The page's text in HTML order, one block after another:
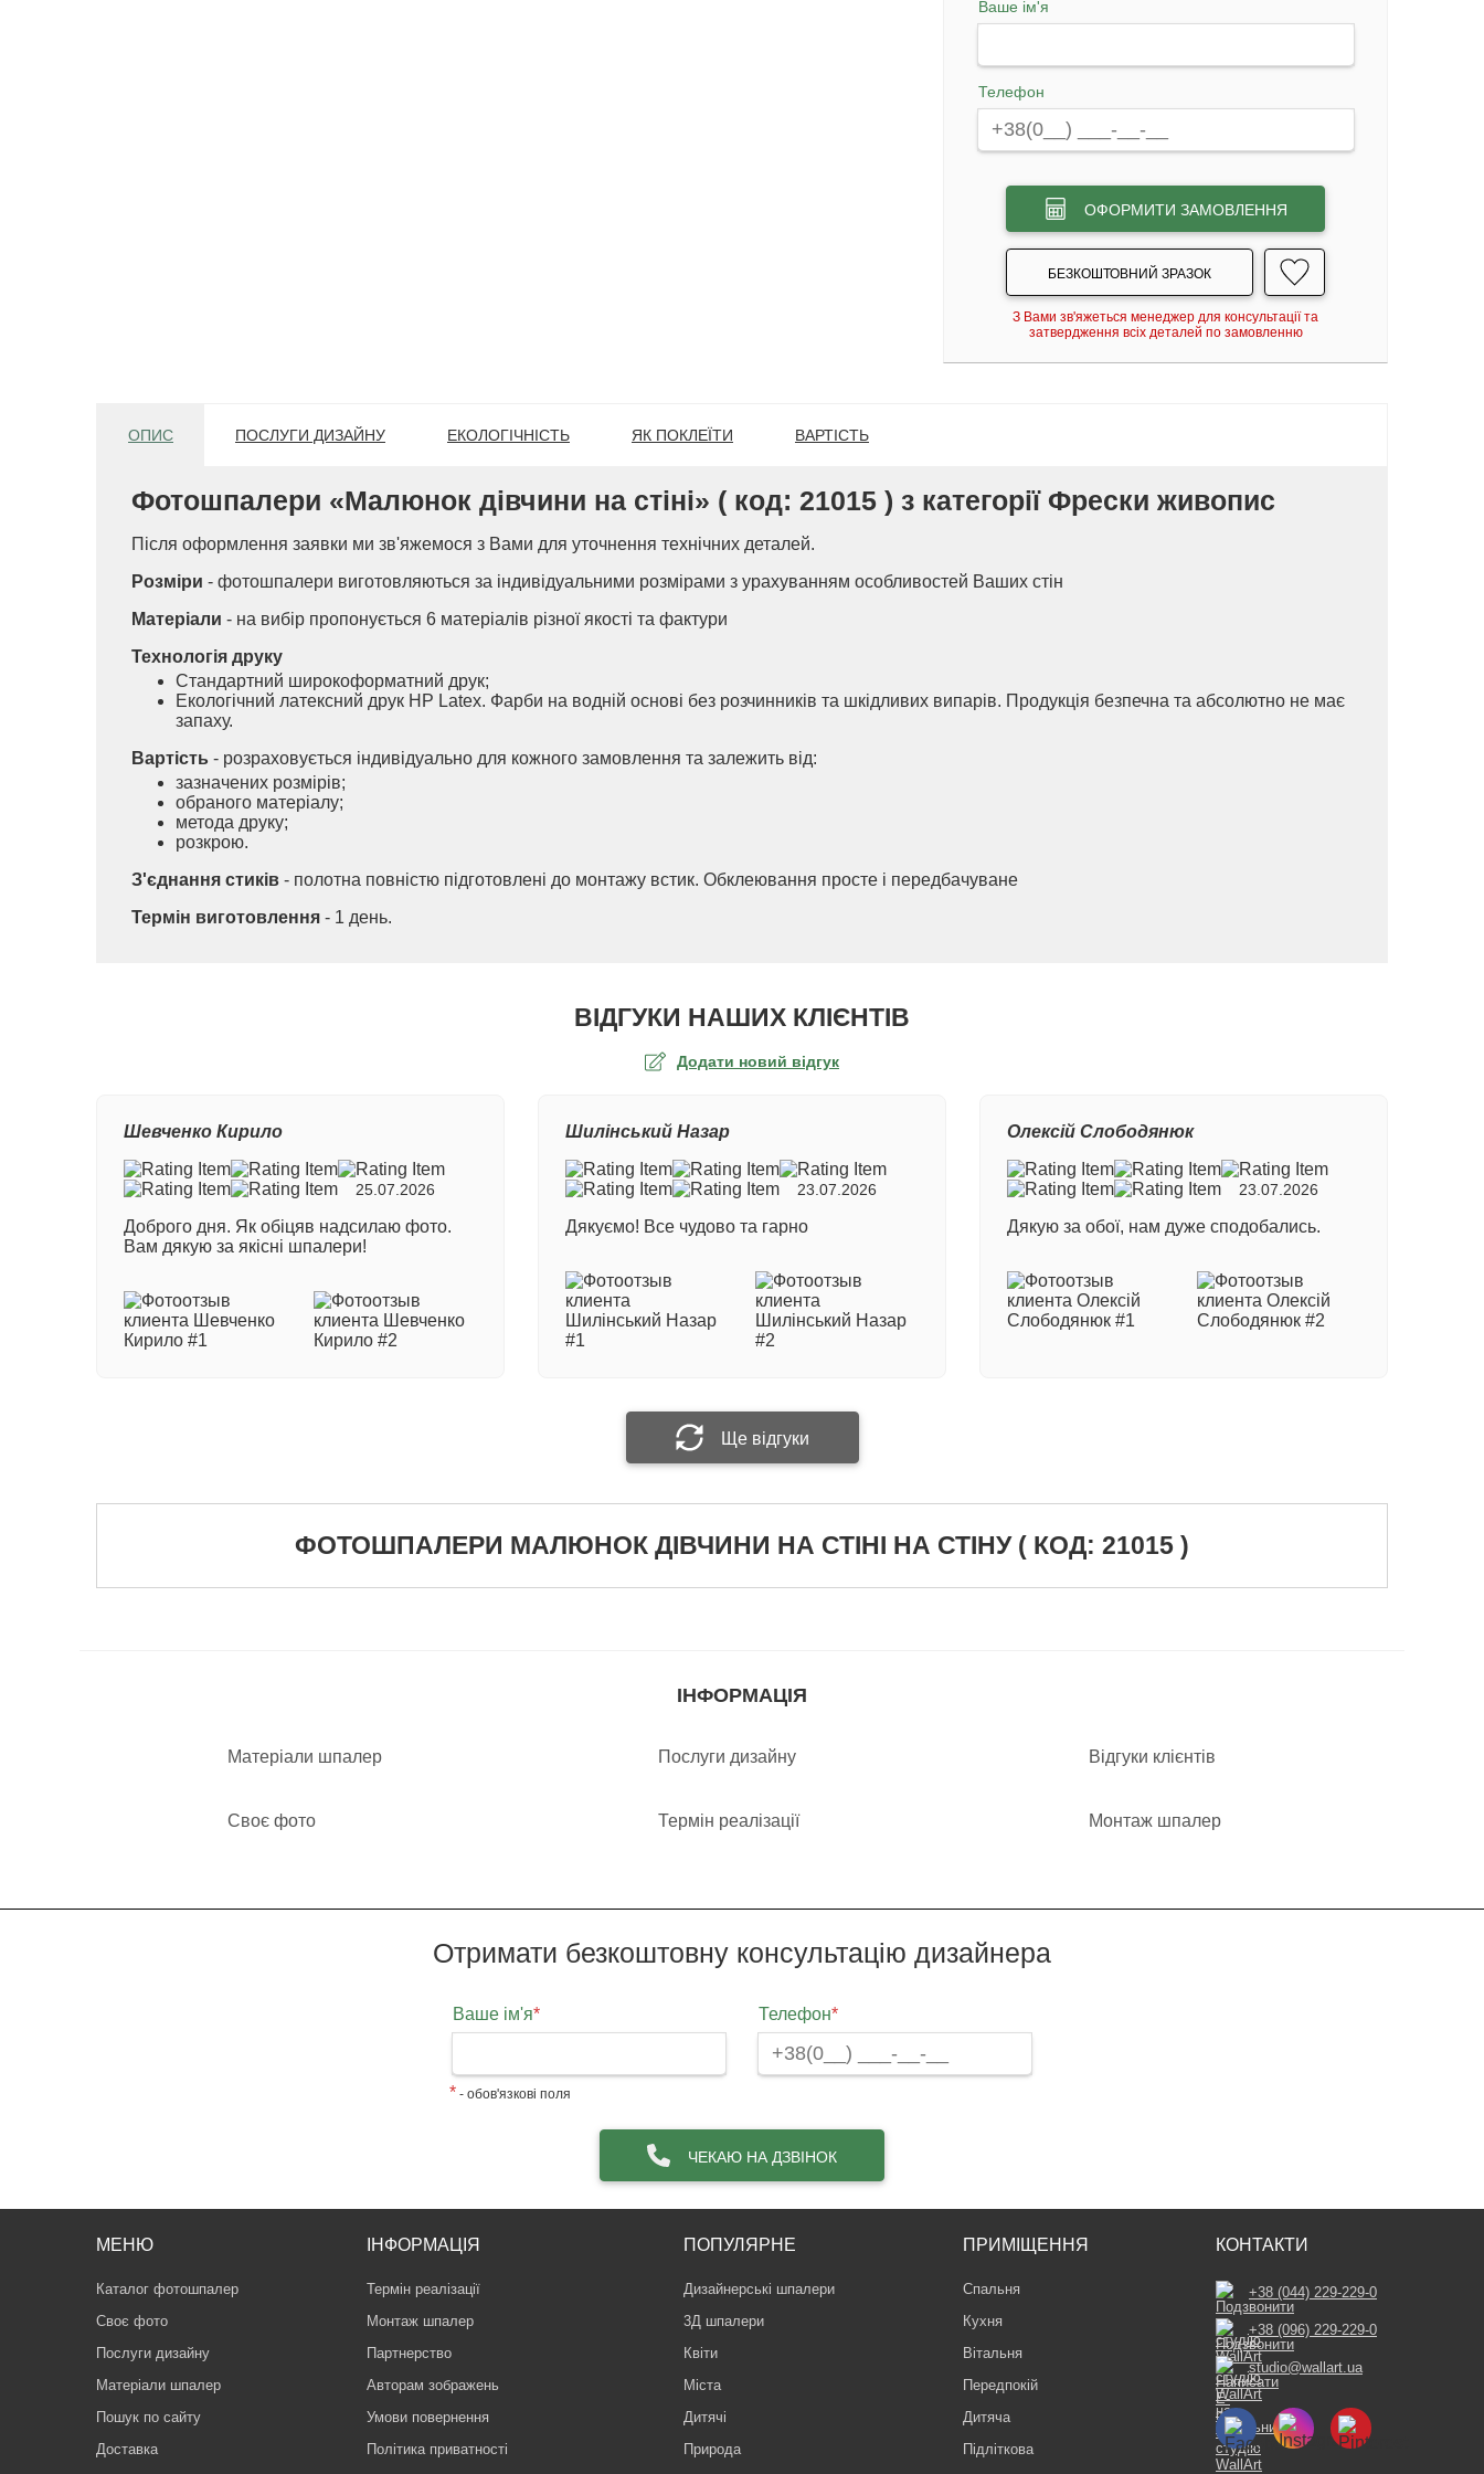
Ваше ім'я
Телефон
ОФОРМИТИ ЗАМОВЛЕННЯ
БЕЗКОШТОВНИЙ ЗРАЗОК
З Вами зв'яжеться менеджер для консультації та
затвердження всіх деталей по замовленню
ОПИС ПОСЛУГИ ДИЗАЙНУ ЕКОЛОГІЧНІСТЬ ЯК ПОКЛЕЇТИ ВАРТІСТЬ
Фотошпалери «Малюнок дівчини на стіні» ( код: 21015 ) з категорії Фрески живопис
Після оформлення заявки ми зв'яжемося з Вами для уточнення технічних деталей.
Розміри - фотошпалери виготовляються за індивідуальними розмірами з урахуванням особливостей Ваших стін
Матеріали - на вибір пропонується 6 матеріалів різної якості та фактури
Технологія друку
Стандартний широкоформатний друк;
Екологічний латексний друк HP Latex. Фарби на водній основі без розчинників та шкідливих випарів. Продукція безпечна та абсолютно не має
запаху.
Вартість - розраховується індивідуально для кожного замовлення та залежить від:
зазначених розмірів;
обраного матеріалу;
метода друку;
розкрою.
З'єднання стиків - полотна повністю підготовлені до монтажу встик. Обклеювання просте і передбачуване
Термін виготовлення - 1 день.
ВІДГУКИ НАШИХ КЛІЄНТІВ
Додати новий відгук
Ваша оцінка
Номер замовлення
Ваш відгук
Надіслати відгук
Шевченко Кирило
25.07.2026
Доброго дня. Як обіцяв надсилаю фото.
Вам дякую за якісні шпалери!
Шилінський Назар
23.07.2026
Дякуємо! Все чудово та гарно
Олексій Слободянюк
23.07.2026
Дякую за обої, нам дуже сподобались.
Ще відгуки
ФОТОШПАЛЕРИ МАЛЮНОК ДІВЧИНИ НА СТІНІ НА СТІНУ ( КОД: 21015 )
ІНФОРМАЦІЯ
Матеріали шпалер Послуги дизайну Відгуки клієнтів
Своє фото Термін реалізації Монтаж шпалер
Отримати безкоштовну консультацію дизайнера
Ваше ім'я* Телефон*
* - обов'язкові поля
ЧЕКАЮ НА ДЗВІНОК
МЕНЮ
Каталог фотошпалер
Своє фото
Послуги дизайну
Матеріали шпалер
Пошук по сайту
Доставка
ІНФОРМАЦІЯ
Термін реалізації
Монтаж шпалер
Партнерство
Авторам зображень
Умови повернення
Політика приватності
ПОПУЛЯРНЕ
Дизайнерські шпалери
3Д шпалери
Квіти
Міста
Дитячі
Природа
ПРИМІЩЕННЯ
Спальня
Кухня
Вітальня
Передпокій
Дитяча
Підліткова
КОНТАКТИ
+38 (044) 229-229-0
+38 (096) 229-229-0
studio@wallart.ua